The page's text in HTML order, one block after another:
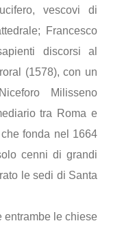
vescovi di
Francesco
discorsi al
(1578), con un
Milisseno
tra Roma e
fonda nel 1664
cenni di grandi
le sedi di Santa
entrambe le chiese